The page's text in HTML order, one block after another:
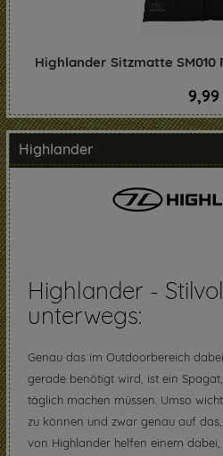
Highlander Sitzmatte SM010
9,99
Highlander
Highlander -
unterwegs:
Genau das im Outdoorbereich
gerade benötigt wird, ist ein
täglich machen müssen. Umso
zu können und zwar genau auf
von Highlander helfen einem dabei,